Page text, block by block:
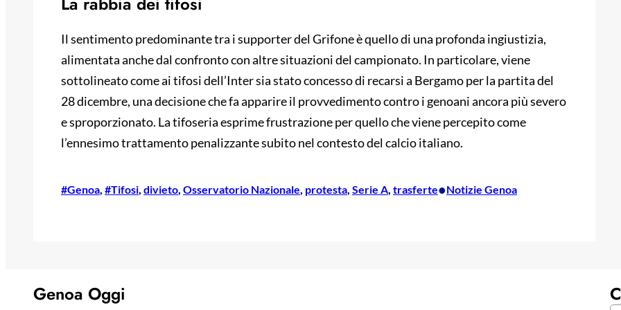
Il sentimento predominante tra i supporter del Grifone è quello di una profonda ingiustizia,
alimentata anche dal confronto con altre situazioni del campionato. In particolare, viene
sottolineato come ai tifosi dell’Inter sia stato concesso di recarsi a Bergamo per la partita del
28 dicembre, una decisione che fa apparire il provvedimento contro i genoani ancora più severo
e sproporzionato. La tifoseria esprime frustrazione per quello che viene percepito come
l’ennesimo trattamento penalizzante subito nel contesto del calcio italiano.
#Genoa, #Tifosi, divieto, Osservatorio Nazionale, protesta, Serie A, trasferte•Notizie Genoa
Genoa Oggi